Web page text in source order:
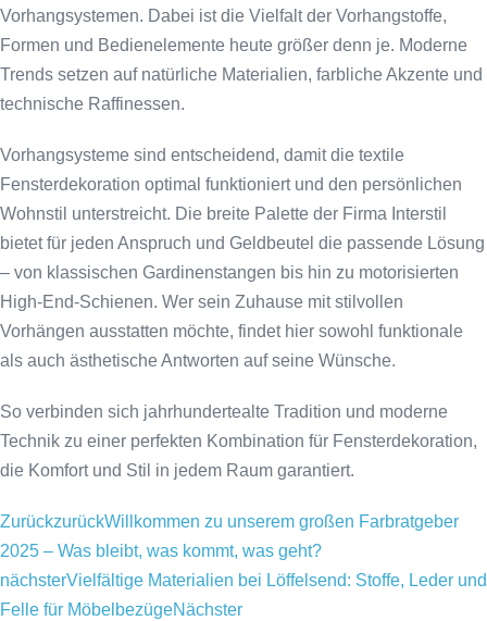
Vorhangsystemen. Dabei ist die Vielfalt der Vorhangstoffe,
Formen und Bedienelemente heute größer denn je. Moderne
Trends setzen auf natürliche Materialien, farbliche Akzente und
technische Raffinessen.
Vorhangsysteme sind entscheidend, damit die textile
Fensterdekoration optimal funktioniert und den persönlichen
Wohnstil unterstreicht. Die breite Palette der Firma Interstil
bietet für jeden Anspruch und Geldbeutel die passende Lösung
– von klassischen Gardinenstangen bis hin zu motorisierten
High-End-Schienen. Wer sein Zuhause mit stilvollen
Vorhängen ausstatten möchte, findet hier sowohl funktionale
als auch ästhetische Antworten auf seine Wünsche.
So verbinden sich jahrhundertealte Tradition und moderne
Technik zu einer perfekten Kombination für Fensterdekoration,
die Komfort und Stil in jedem Raum garantiert.
ZurückzurückWillkommen zu unserem großen Farbratgeber
2025 – Was bleibt, was kommt, was geht?
nächsterVielfältige Materialien bei Löffelsend: Stoffe, Leder und
Felle für MöbelbezügeNächster